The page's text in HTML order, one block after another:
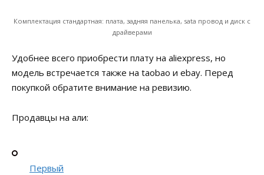
Комплектация стандартная: плата, задняя панелька, sata провод и диск с
драйверами
Удобнее всего приобрести плату на aliexpress, но
модель встречается также на taobao и ebay. Перед
покупкой обратите внимание на ревизию.
Продавцы на али:
Первый